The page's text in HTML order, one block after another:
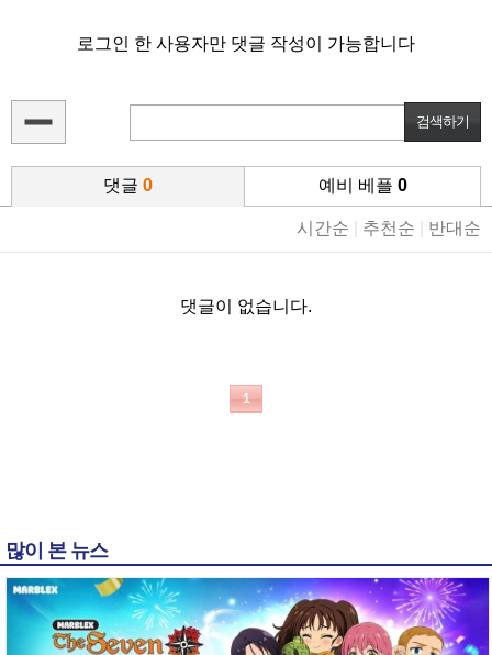
로그인 한 사용자만 댓글 작성이 가능합니다
댓글 0 예비 베플 0
시간순 추천순 반대순
댓글이 없습니다.
1
많이 본 뉴스